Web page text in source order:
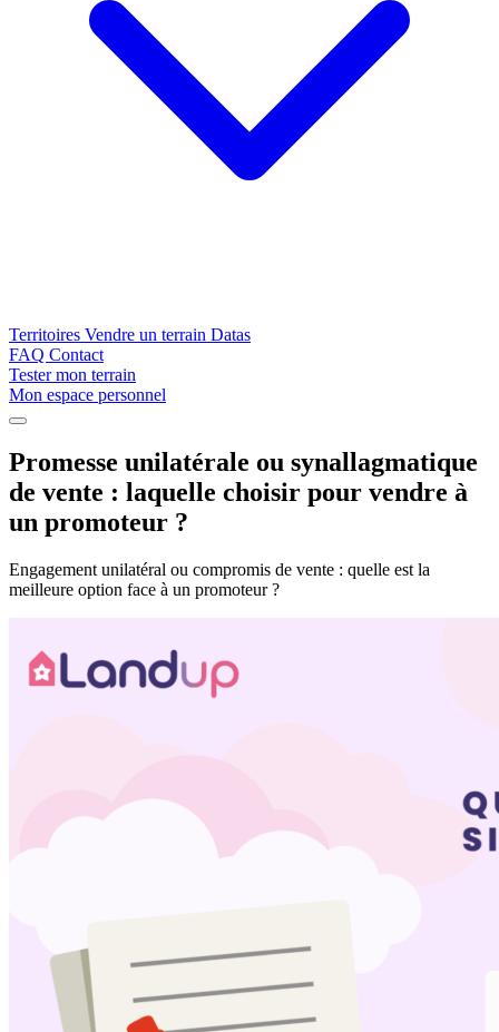
Territoires Vendre un terrain Datas
FAQ Contact
Tester mon terrain
Mon espace personnel
Conseils
Tester mon terrain
Mon espace personnel
Promesse unilatérale ou synallagmatique
de vente : laquelle choisir pour vendre à
un promoteur ?
Engagement unilatéral ou compromis de vente : quelle est la
meilleure option face à un promoteur ?